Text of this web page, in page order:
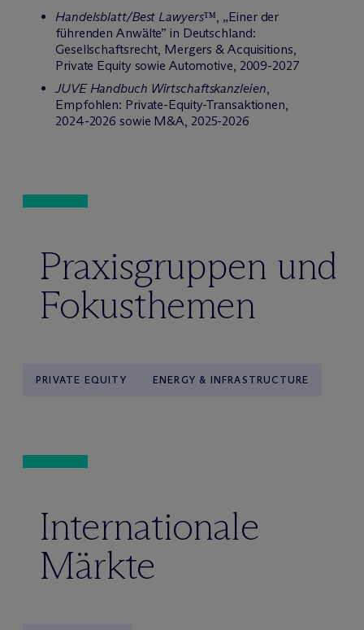
Handelsblatt/Best Lawyers™, „Einer der
führenden Anwälte” in Deutschland:
Gesellschaftsrecht, Mergers & Acquisitions,
Private Equity sowie Automotive, 2009-2027
JUVE Handbuch Wirtschaftskanzleien,
Empfohlen: Private-Equity-Transaktionen,
2024-2026 sowie M&A, 2025-2026
Praxisgruppen und
Fokusthemen
PRIVATE EQUITY ENERGY & INFRASTRUCTURE
Internationale
Märkte